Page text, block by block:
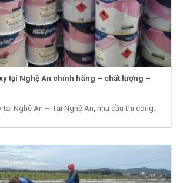
tại Nghệ An chính hãng – chất lượng –
Nghệ An – Tại Nghệ An, nhu cầu thi công...